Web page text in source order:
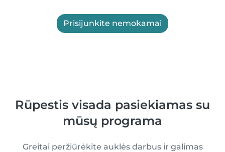
Prisijunkite nemokamai
Rūpestis visada pasiekiamas su
mūsų programa
Greitai peržiūrėkite auklės darbus ir galimas